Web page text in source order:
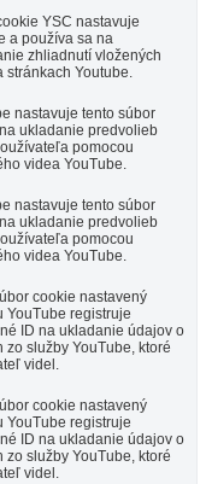
YSC nastavuje
a používa sa na
zhliadnutí vložených
stránkach Youtube.
nastavuje tento súbor
ukladanie predvolieb
pomocou
videa YouTube.
nastavuje tento súbor
ukladanie predvolieb
pomocou
videa YouTube.
cookie nastavený
YouTube registruje
ID na ukladanie údajov o
zo služby YouTube, ktoré
videl.
cookie nastavený
YouTube registruje
ID na ukladanie údajov o
zo služby YouTube, ktoré
videl.